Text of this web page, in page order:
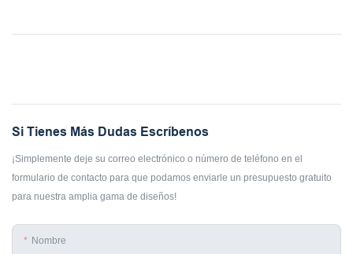
Si Tienes Más Dudas Escríbenos
¡Simplemente deje su correo electrónico o número de teléfono en el
formulario de contacto para que podamos enviarle un presupuesto gratuito
para nuestra amplia gama de diseños!
Nombre